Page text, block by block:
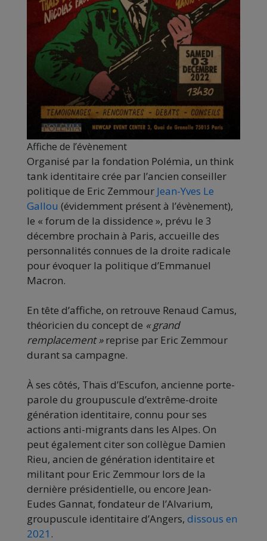
Affiche de l’évènement
Organisé par la fondation Polémia, un think
tank identitaire crée par l’ancien conseiller
politique de Eric Zemmour Jean-Yves Le
Gallou (évidemment présent à l’évènement),
le « forum de la dissidence », prévu le 3
décembre prochain à Paris, accueille des
personnalités connues de la droite radicale
pour évoquer la politique d’Emmanuel
Macron.
En tête d’affiche, on retrouve Renaud Camus,
théoricien du concept de « grand
remplacement »reprise par Eric Zemmour
durant sa campagne.
À ses côtés, Thaïs d’Escufon, ancienne porte-
parole du groupuscule d’extrême-droite
génération identitaire, connu pour ses
actions anti-migrants dans les Alpes. On
peut également citer son collègue Damien
Rieu, ancien de génération identitaire et
militant pour Eric Zemmour lors de la
dernière présidentielle, ou encore Jean-
Eudes Gannat, fondateur de l’Alvarium,
groupuscule identitaire d’Angers, dissous en
2021 .